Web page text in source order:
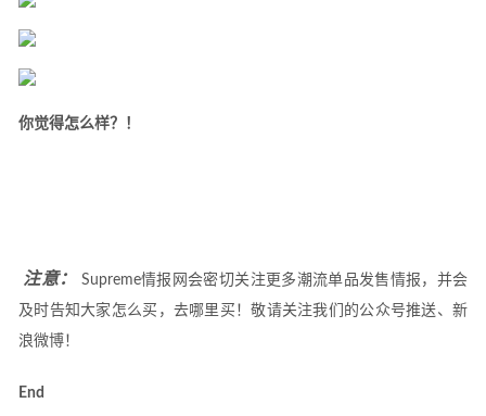
你觉得怎么样？！
注意：
Supreme情报网会密切关注更多潮流单品发售情报，并会
及时告知大家怎么买，去哪里买！敬请关注我们的公众号推送、新
浪微博！
End